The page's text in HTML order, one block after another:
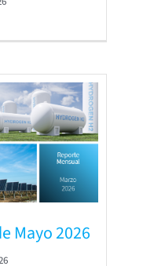
Mayo 2026